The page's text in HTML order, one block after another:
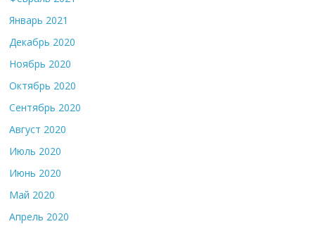
Январь 2021
Декабрь 2020
Ноябрь 2020
Октябрь 2020
Сентябрь 2020
Август 2020
Июль 2020
Июнь 2020
Май 2020
Апрель 2020